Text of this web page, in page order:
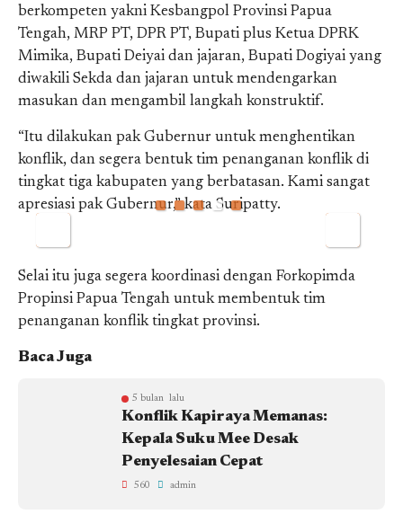
berkompeten yakni Kesbangpol Provinsi Papua
Tengah, MRP PT, DPR PT, Bupati plus Ketua DPRK
Mimika, Bupati Deiyai dan jajaran, Bupati Dogiyai yang
diwakili Sekda dan jajaran untuk mendengarkan
masukan dan mengambil langkah konstruktif.
“Itu dilakukan pak Gubernur untuk menghentikan
konflik, dan segera bentuk tim penanganan konflik di
tingkat tiga kabupaten yang berbatasan. Kami sangat
apresiasi pak Gubernur,” kata Suripatty.
Selai itu juga segera koordinasi dengan Forkopimda
Propinsi Papua Tengah untuk membentuk tim
penanganan konflik tingkat provinsi.
Baca Juga
5 bulan lalu
Konflik Kapiraya Memanas:
Kepala Suku Mee Desak
Penyelesaian Cepat
560 admin